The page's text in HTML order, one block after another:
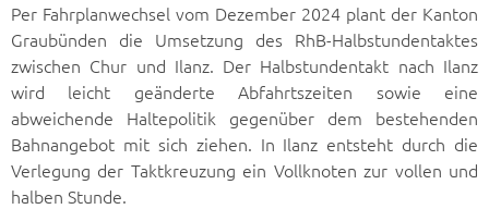
Per Fahrplanwechsel vom Dezember 2024 plant der Kanton
Graubünden die Umsetzung des RhB-Halbstundentaktes
zwischen Chur und Ilanz. Der Halbstundentakt nach Ilanz
wird leicht geänderte Abfahrtszeiten sowie eine
abweichende Haltepolitik gegenüber dem bestehenden
Bahnangebot mit sich ziehen. In Ilanz entsteht durch die
Verlegung der Taktkreuzung ein Vollknoten zur vollen und
halben Stunde.